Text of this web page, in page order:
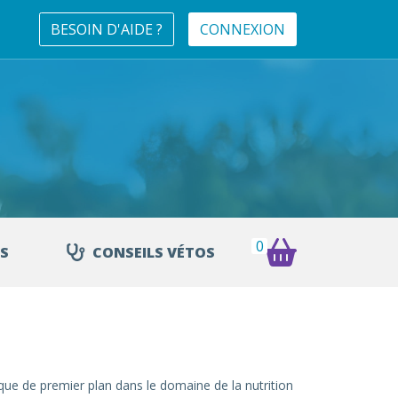
BESOIN D'AIDE ? CONNEXION
CONSEILS VÉTOS 0
de premier plan dans le domaine de la nutrition